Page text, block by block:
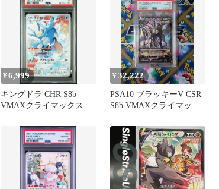
¥6,999
キングドラ CHR S8b
VMAXクライマックス
¥32,222
PSA10 ブラッキーV CSR
S8b VMAXクライマック